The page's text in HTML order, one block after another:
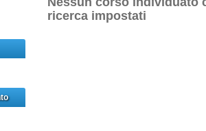
ricerca impostati